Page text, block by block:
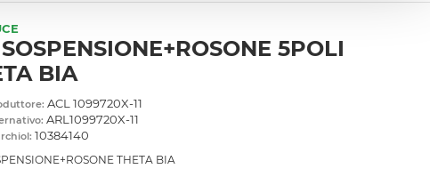
5POLI
BIA
ACL 1099720X-11
ARL1099720X-11
10384140
THETA BIA